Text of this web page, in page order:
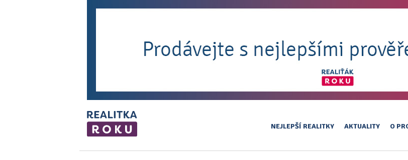
NEJLEPŠÍ REALITKY AKTUALITY O